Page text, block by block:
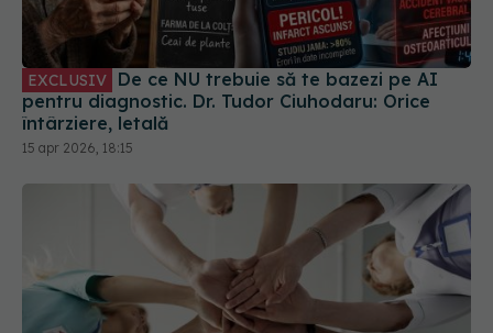
EXCLUSIV
pentru diagnostic. Dr. Tudor Ciuhodaru: Orice
întârziere, letală
15 apr 2026, 18:15